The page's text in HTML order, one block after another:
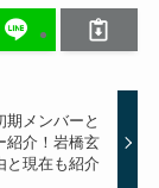
ンフレットは
期メンバーと
紹介！岩橋玄
と現在も紹介